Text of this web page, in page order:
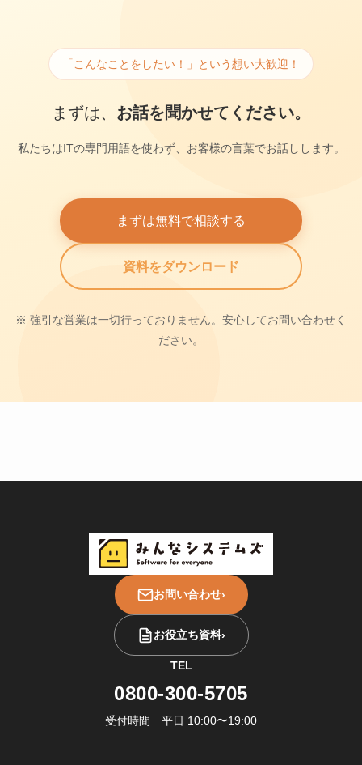
「こんなことをしたい！」という想い大歓迎！
まずは、 お話を聞かせてください。
私たちはITの専門用語を使わず、お客様の言葉でお話しします。
まずは無料で相談する
資料をダウンロード
※ 強引な営業は一切行っておりません。安心してお問い合わせく
ださい。
お問い合わせ›
お役立ち資料›
TEL
0800-300-5705
受付時間 平日 10:00〜19:00